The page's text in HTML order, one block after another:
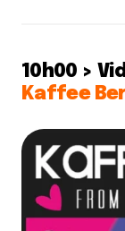
10h00 >
Kaffee